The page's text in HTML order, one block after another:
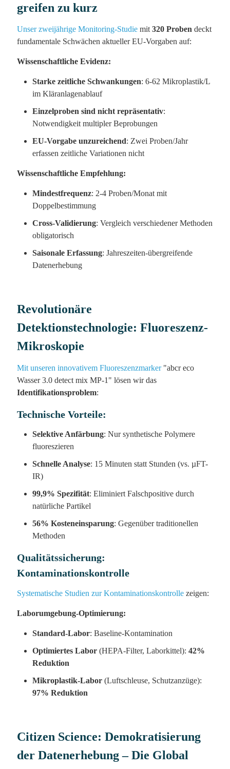
greifen zu kurz
Unser zweijährige Monitoring-Studie mit 320 Proben deckt
fundamentale Schwächen aktueller EU-Vorgaben auf:
Wissenschaftliche Evidenz:
Starke zeitliche Schwankungen: 6-62 Mikroplastik/L
im Kläranlagenablauf
Einzelproben sind nicht repräsentativ:
Notwendigkeit multipler Beprobungen
EU-Vorgabe unzureichend: Zwei Proben/Jahr
erfassen zeitliche Variationen nicht
Wissenschaftliche Empfehlung:
Mindestfrequenz: 2-4 Proben/Monat mit
Doppelbestimmung
Cross-Validierung: Vergleich verschiedener Methoden
obligatorisch
Saisonale Erfassung: Jahreszeiten-übergreifende
Datenerhebung
Revolutionäre
Detektionstechnologie: Fluoreszenz-
Mikroskopie
Mit unseren innovativem Fluoreszenzmarker"abcr eco
Wasser 3.0 detect mix MP-1" lösen wir das
Identifikationsproblem:
Technische Vorteile:
Selektive Anfärbung: Nur synthetische Polymere
fluoreszieren
Schnelle Analyse: 15 Minuten statt Stunden (vs. µFT-
IR)
99,9% Spezifität: Eliminiert Falschpositive durch
natürliche Partikel
56% Kosteneinsparung: Gegenüber traditionellen
Methoden
Qualitätssicherung:
Kontaminationskontrolle
Systematische Studien zur Kontaminationskontrolle zeigen:
Laborumgebung-Optimierung:
Standard-Labor: Baseline-Kontamination
Optimiertes Labor (HEPA-Filter, Laborkittel): 42%
Reduktion
Mikroplastik-Labor (Luftschleuse, Schutzanzüge):
97% Reduktion
Citizen Science: Demokratisierung
der Datenerhebung – Die Global